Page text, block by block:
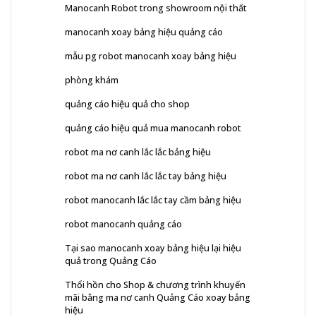
Manocanh Robot trong showroom nội thất
manocanh xoay bảng hiệu quảng cáo
mẫu pg robot manocanh xoay bảng hiệu
phòng khám
quảng cáo hiệu quả cho shop
quảng cáo hiệu quả mua manocanh robot
robot ma nơ canh lắc lắc bảng hiệu
robot ma nơ canh lắc lắc tay bảng hiệu
robot manocanh lắc lắc tay cầm bảng hiệu
robot manocanh quảng cáo
Tại sao manocanh xoay bảng hiệu lại hiệu
quả trong Quảng Cáo
Thổi hồn cho Shop & chương trình khuyến
mãi bằng ma nơ canh Quảng Cáo xoay bảng
hiệu